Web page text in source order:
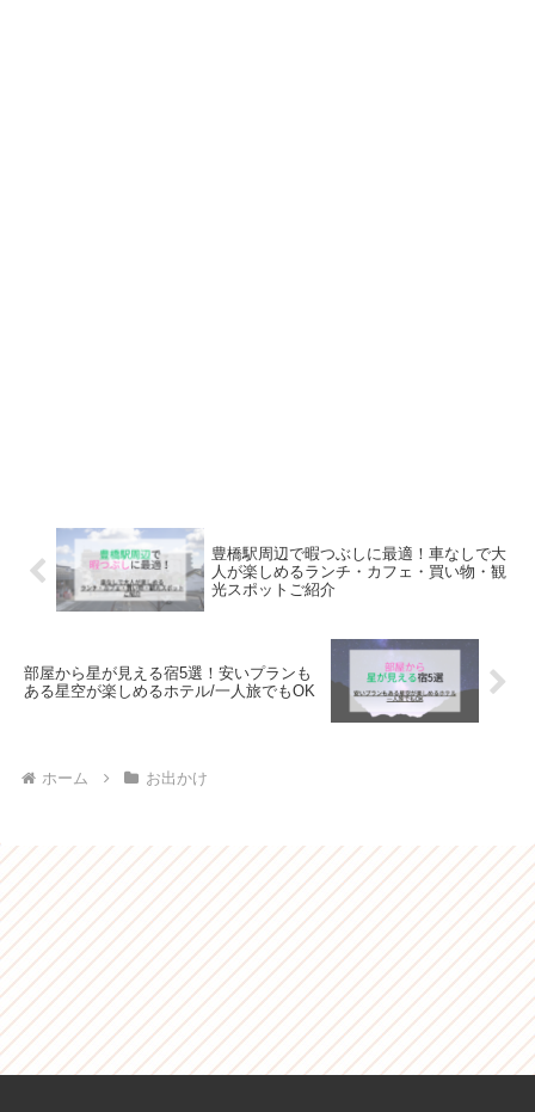
豊橋駅周辺で暇つぶしに最適！車なしで大
人が楽しめるランチ・カフェ・買い物・観
光スポット​ご紹介
部屋から星が見える宿5選！安いプランも
ある星空が楽しめるホテル/一人旅でもOK
ホーム お出かけ